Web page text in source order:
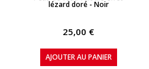
lézard doré - Noir
25,00 €
AJOUTER AU PANIER